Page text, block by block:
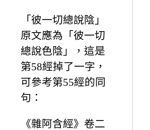
「彼一切總說陰」
原文應為「彼一切
總說色陰」，這是
第58經掉了一字，
可參考第55經的同
句：
《雜阿含經》卷二